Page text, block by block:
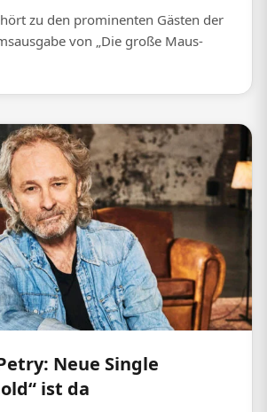
zu den prominenten Gästen der
von „Die große Maus-
Neue Single
ist da